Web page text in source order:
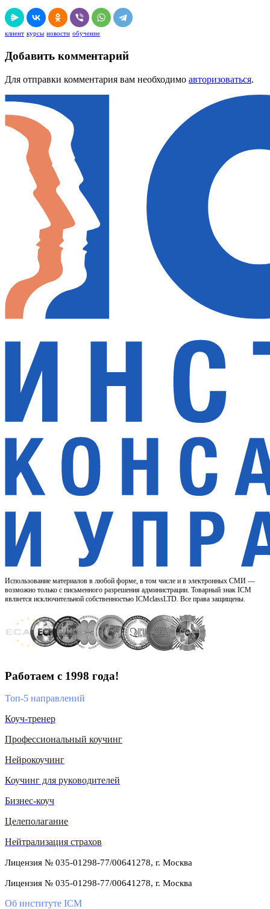
клиент курсы новости обучение
Добавить комментарий
Для отправки комментария вам необходимо авторизоваться.
Использование материалов в любой форме, в том числе и в электронных СМИ —
возможно только с письменного разрешения администрации. Товарный знак ICM
является исключительной собственностью ICMclassLTD. Все права защищены.
Работаем с 1998 года!
Топ-5 направлений
Коуч-тренер
Профессиональный коучинг
Нейрокоучинг
Коучинг для руководителей
Бизнес-коуч
Целеполагание
Нейтрализация страхов
Лицензия № 035-01298-77/00641278, г. Москва
Лицензия № 035-01298-77/00641278, г. Москва
Об институте ICM